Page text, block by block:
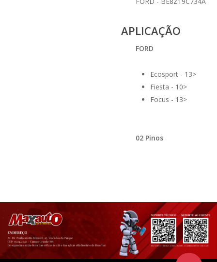
APLICAÇÃO
FORD
Ecosport - 13>
Fiesta - 10>
Focus - 13>
02 Pinos